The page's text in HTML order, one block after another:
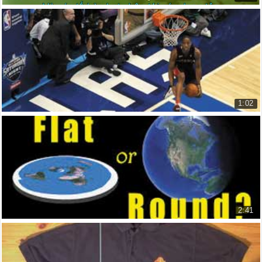
Sinh học là gì?
What Is Biology?
15.866 lượt xem
1:02
Israel áp dụng công nghệ 3D trong truyền hình ...
Israeli start-up brings 3D techn...
10.565 lượt xem
2:41
10 lý do giúp chúng ta biết tại sao Trái Đất h...
Top 10 reasons why we know the E...